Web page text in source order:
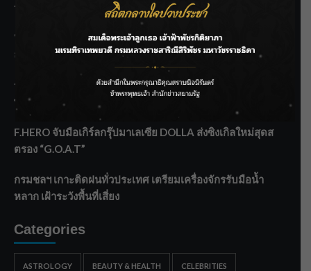
ระบายน้ำศรีสองรักฯ
‘แมน การิน’ แชร์ความเชื่อชวนคิด! “อยากกินอะไรหลังจาก
ลาโลกนี้ ให้ใส่บาตรสิ่งนั้นไว้ตอนยังมีชีวิต”
ราชเลขานุการในพระองค์ฯ ติดตามโครงการหุบกะพง–ห้วย
ทรายใต้ เสริมความมั่นคงน้ำเพชรบุรี
F.HERO จับมือเกิร์ลกรุ๊ปมาเลเซีย DOLLA ส่งซิงเกิลใหม่สุดส
ตรอง “G.O.A.T”
กรมชลฯ เกาะติดฝนทั่วประเทศ เตรียมเครื่องจักรรับมือน้ำ
หลาก เฝ้าระวังพื้นที่เสี่ยง
Categories
ASTROLOGY BEAUTY & HEALTH CELEBRITIES